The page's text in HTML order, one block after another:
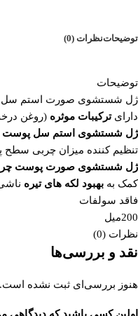
توضیحاتنظرات (0)
توضیحات
ژل شستشوی صورت استم
دارایترکیبات موثره (روغن
ژل شستشوی استم سل
تنظیم کننده میزان چربی
ژل شستشوی صورت پوست
کمک به بهبود لکه های تیره
فاقد سولفات
200میل
نظرات (0)
نقد و بررسی‌ها
هنوز بررسی‌ای ثبت نشده است.